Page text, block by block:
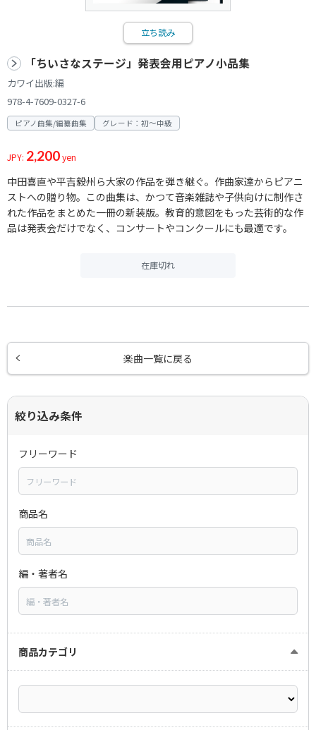
立ち読み
「ちいさなステージ」発表会用ピアノ小品集
カワイ出版:編
978-4-7609-0327-6
ピアノ曲集/編纂曲集 グレード：初～中級
JPY: 2,200yen
中田喜直や平吉毅州ら大家の作品を弾き継ぐ。作曲家達からピアニ
ストへの贈り物。この曲集は、かつて音楽雑誌や子供向けに制作さ
れた作品をまとめた一冊の新装版。教育的意図をもった芸術的な作
品は発表会だけでなく、コンサートやコンクールにも最適です。
在庫切れ
楽曲一覧に戻る
絞り込み条件
フリーワード
商品名
編・著者名
商品カテゴリ